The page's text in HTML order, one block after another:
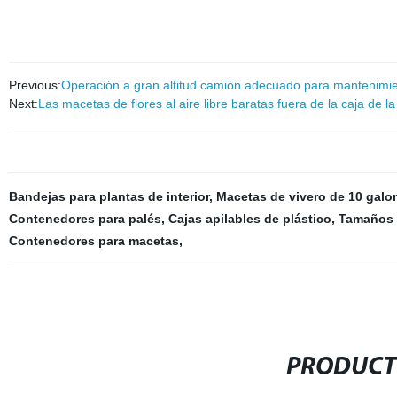
Previous:Operación a gran altitud camión adecuado para
Next:Las macetas de flores al aire libre baratas fuera de la caja de
Bandejas para plantas de interior, Macetas de vivero de 10
Contenedores para palés, Cajas apilables de plástico,
Contenedores para macetas,